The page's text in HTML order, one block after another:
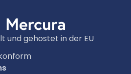
und gehostet in der EU